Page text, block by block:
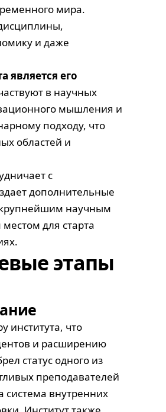
мира.
и даже
является его
в научных
мышления и
подходу, что
областей и
с
дополнительные
крупнейшим научным
для старта
этапы
института, что
и расширению
статус одного из
преподавателей
система внутренних